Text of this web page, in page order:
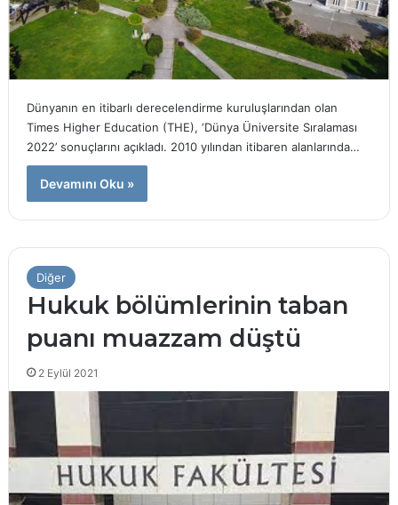
Dünyanın en itibarlı derecelendirme kuruluşlarından olan
Times Higher Education (THE), ‘Dünya Üniversite Sıralaması
2022’ sonuçlarını açıkladı. 2010 yılından itibaren alanlarında…
Devamını Oku »
Diğer
Hukuk bölümlerinin taban
puanı muazzam düştü
2 Eylül 2021